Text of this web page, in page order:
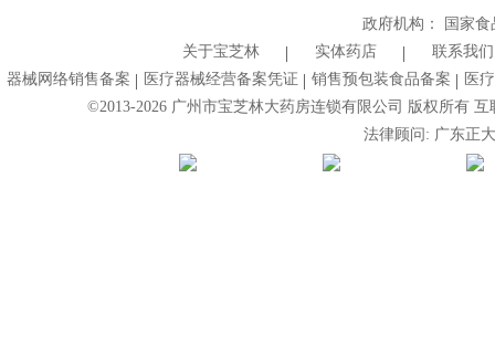
政府机构：
国家
关于宝芝林
实体药店
联系我们
器械网络销售备案
医疗器械经营备案凭证 销售预包装食品备案
医
©2013-2026广州市宝芝林大药房连锁有限公司 版权所有
法律顾问: 广东正